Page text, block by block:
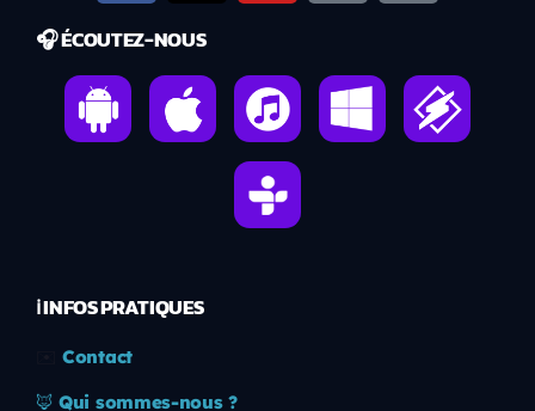
🎧 ÉCOUTEZ-NOUS
ℹ️ INFOS PRATIQUES
Contact
🦊 Qui sommes-nous ?